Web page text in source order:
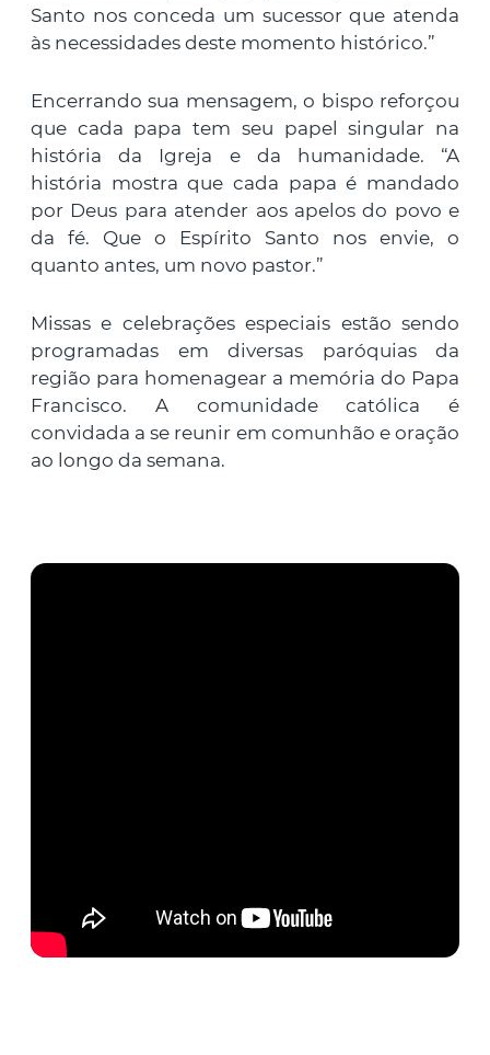
Santo nos conceda um sucessor que atenda
às necessidades deste momento histórico.”
Encerrando sua mensagem, o bispo reforçou
que cada papa tem seu papel singular na
história da Igreja e da humanidade. “A
história mostra que cada papa é mandado
por Deus para atender aos apelos do povo e
da fé. Que o Espírito Santo nos envie, o
quanto antes, um novo pastor.”
Missas e celebrações especiais estão sendo
programadas em diversas paróquias da
região para homenagear a memória do Papa
Francisco. A comunidade católica é
convidada a se reunir em comunhão e oração
ao longo da semana.